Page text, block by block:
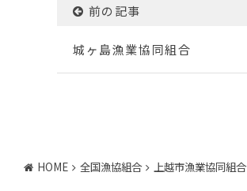
前の記事
城ヶ島漁業協同組合
HOME 全国漁協組合 上越市漁業協同組合